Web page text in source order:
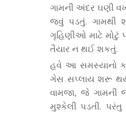
ગામની અંદર ઘણી
જવું પડતું. ગામથી
ગૃહિણીઓ માટે મોટું
તૈયાર ન થઈ શકતું.
હવે આ સમસ્યાનો
ગેસ સપ્લાય શરૂ
વામજા, જે ગામની
મુશ્કેલી પડતી.